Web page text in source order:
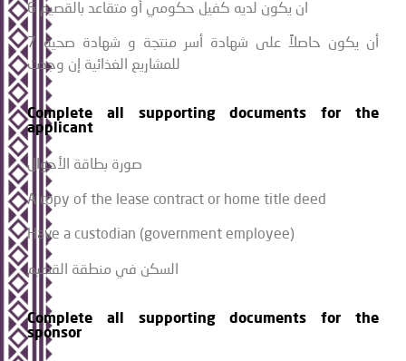
6 ان يكون لديه كفيل حكومي أو متقاعد بالقصيم
7 أن يكون حاصلاً على شهادة أسر منتجة و شهادة صحية
للمشاريع الغذائية إن وجدت
Complete all supporting documents for the
applicant
صورة بطاقة الأحوال
A copy of the lease contract or home title deed
Have a custodian (government employee)
السكن في منطقة القصيم
Complete all supporting documents for the
sponsor